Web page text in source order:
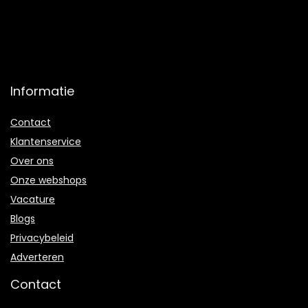
Informatie
Contact
Klantenservice
Over ons
Onze webshops
Vacature
Blogs
Privacybeleid
Adverteren
Contact